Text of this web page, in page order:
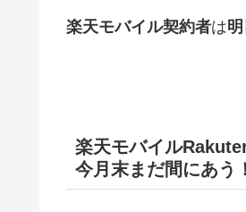
楽天モバイル契約者は
楽天モバイル
今月末まだ間にあう！